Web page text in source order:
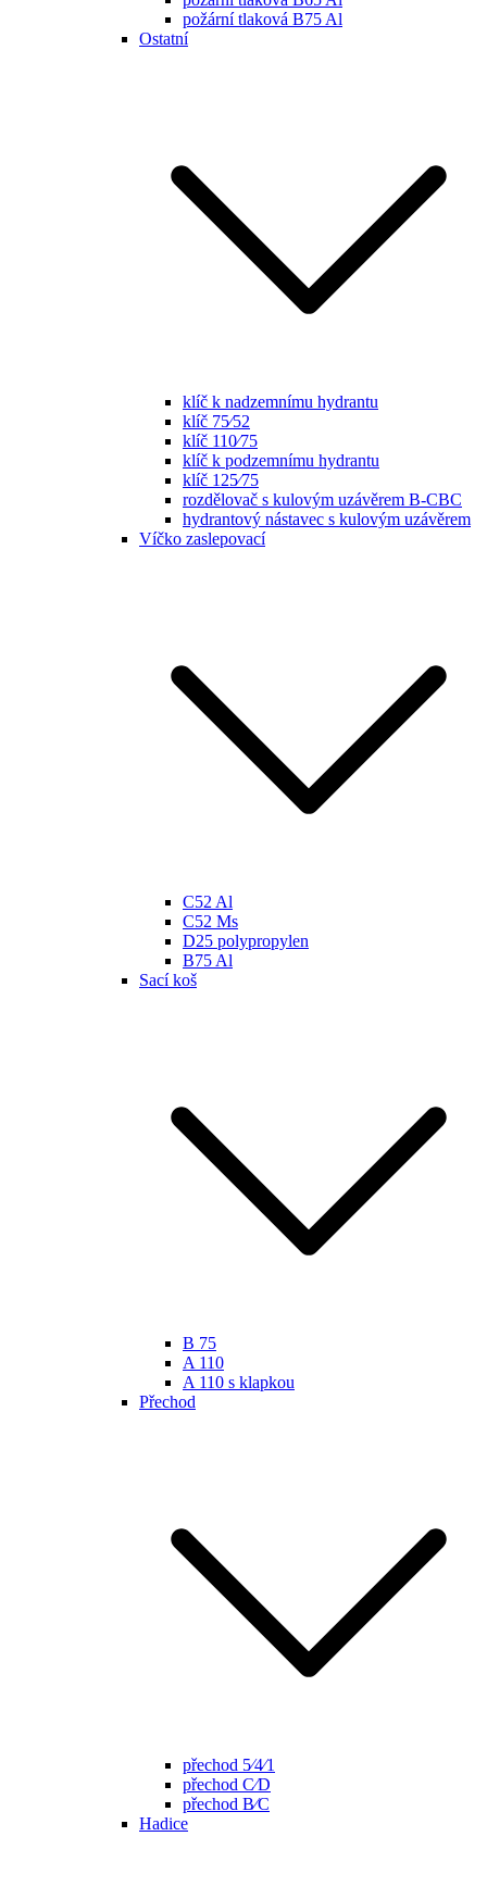
požární tlaková B75 Al
Ostatní
klíč k nadzemnímu hydrantu
klíč 75⁄52
klíč 110⁄75
klíč k podzemnímu hydrantu
klíč 125⁄75
rozdělovač s kulovým uzávěrem B-CBC
hydrantový nástavec s kulovým uzávěrem
Víčko zaslepovací
C52 Al
C52 Ms
D25 polypropylen
B75 Al
Sací koš
B 75
A 110
A 110 s klapkou
Přechod
přechod 5⁄4⁄1
přechod C⁄D
přechod B⁄C
Hadice